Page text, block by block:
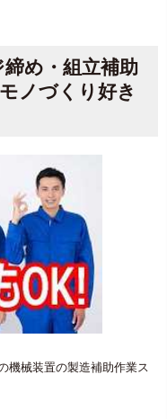
締め・組立補助
ノづくり好き
機械装置の製造補助作業ス